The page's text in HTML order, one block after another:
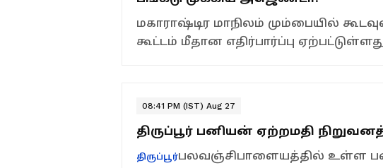
மகாராஷ்டிர மாநிலம் மும்பையில்
கூட்டம் மீதான எதிர்பார்ப்பு
08:41 PM (IST) Aug 27
திருப்பூர் பனியன் ஏற்றமதி
திருப்பூர்பலவஞ்சிபாளையத்தில் உள்ள